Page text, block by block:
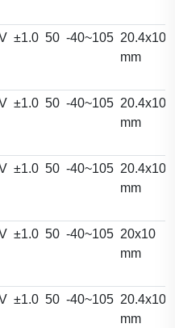
±1.0 50 -40~105
mm
±1.0 50 -40~105
mm
±1.0 50 -40~105
mm
±1.0 50 -40~105 20x10
mm
±1.0 50 -40~105
mm